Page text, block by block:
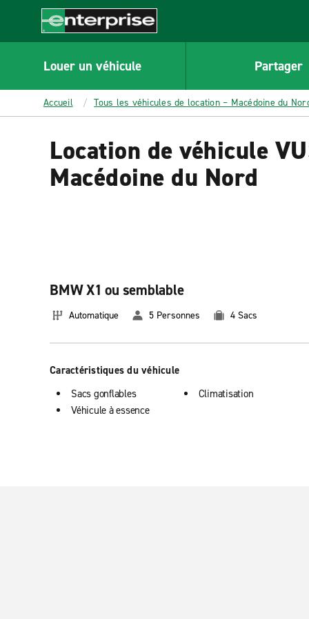
CONTENT
Enterprise
Louer un véhicule Partager
Accueil Tous les véhicules de location – Macédoine du
Location de véhicule
Macédoine du Nord
BMW X1 ou semblable
Automatique 5 Personnes 4 Sacs
Caractéristiques du véhicule
Sacs gonflables
Véhicule à essence
Climatisation